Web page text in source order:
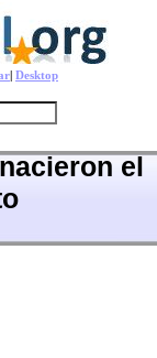
| Desktop
el